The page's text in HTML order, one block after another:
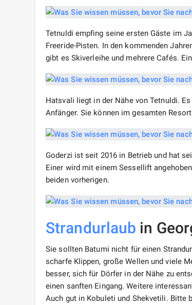
Tetnuldi empfing seine ersten Gäste im
Freeride-Pisten. In den kommenden
gibt es Skiverleihe und mehrere Cafés.
Hatsvali liegt in der Nähe von Tetnuldi.
Anfänger. Sie können im gesamten
Goderzi ist seit 2016 in Betrieb und hat
Einer wird mit einem Sessellift
beiden vorherigen.
Strandurlaub in
Sie sollten Batumi nicht für einen
scharfe Klippen, große Wellen und viele
besser, sich für Dörfer in der Nähe zu
einen sanften Eingang. Weitere
Auch gut in Kobuleti und Shekvetili. Bitte